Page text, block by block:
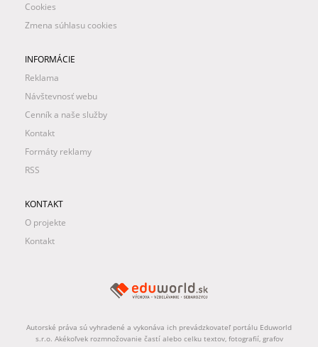
Cookies
Zmena súhlasu cookies
INFORMÁCIE
Reklama
Návštevnosť webu
Cenník a naše služby
Kontakt
Formáty reklamy
RSS
KONTAKT
O projekte
Kontakt
Autorské práva sú vyhradené a vykonáva ich prevádzkovateľ portálu Eduworld
s.r.o. Akékoľvek rozmnožovanie častí alebo celku textov, fotografií, grafov